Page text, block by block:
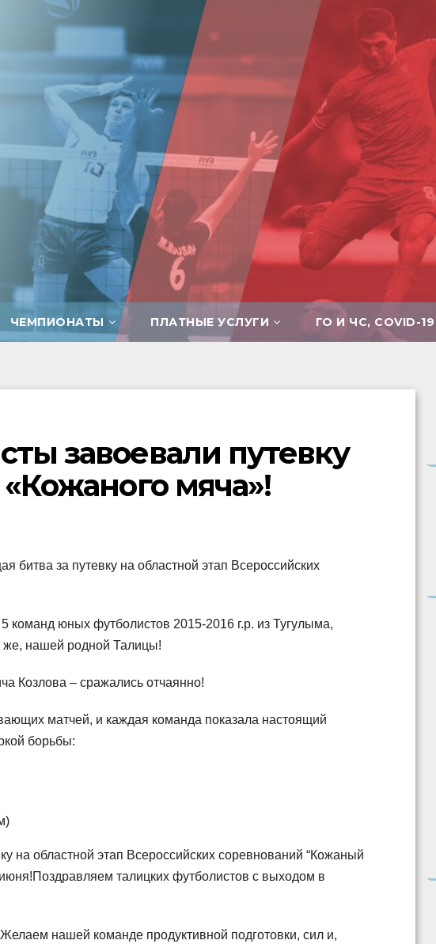
ЧЕМПИОНАТЫ ПЛАТНЫЕ УСЛУГИ ГО И ЧС, COVID-19
завоевали путевку
мяча»!
битва за путевку на областной этап Всероссийских
команд юных футболистов 2015-2016 г.р. из Тугулыма,
нашей родной Талицы!
Козлова – сражались отчаянно!
матчей, и каждая команда показала настоящий
борьбы:
на областной этап Всероссийских соревнований “Кожаный
талицких футболистов с выходом в
нашей команде продуктивной подготовки, сил и,